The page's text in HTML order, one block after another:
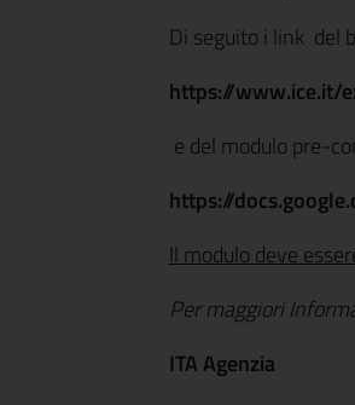
Di seguito i link del
https://www.ice.it/
e del modulo pre-
https://
Il modulo deve
Per maggiori
ITA Agenzia